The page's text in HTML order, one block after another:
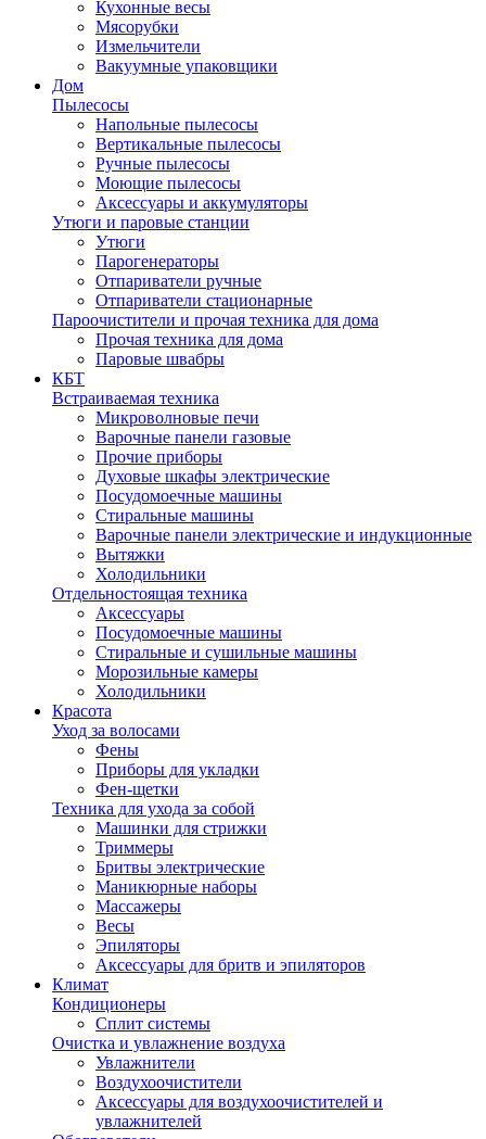
Кухонные весы
Мясорубки
Измельчители
Вакуумные упаковщики
Дом
Пылесосы
Напольные пылесосы
Вертикальные пылесосы
Ручные пылесосы
Моющие пылесосы
Аксессуары и аккумуляторы
Утюги и паровые станции
Утюги
Парогенераторы
Отпариватели ручные
Отпариватели стационарные
Пароочистители и прочая техника для дома
Прочая техника для дома
Паровые швабры
КБТ
Встраиваемая техника
Микроволновые печи
Варочные панели газовые
Прочие приборы
Духовые шкафы электрические
Посудомоечные машины
Стиральные машины
Варочные панели электрические и индукционные
Вытяжки
Холодильники
Отдельностоящая техника
Аксессуары
Посудомоечные машины
Стиральные и сушильные машины
Морозильные камеры
Холодильники
Красота
Уход за волосами
Фены
Приборы для укладки
Фен-щетки
Техника для ухода за собой
Машинки для стрижки
Триммеры
Бритвы электрические
Маникюрные наборы
Массажеры
Весы
Эпиляторы
Аксессуары для бритв и эпиляторов
Климат
Кондиционеры
Сплит системы
Очистка и увлажнение воздуха
Увлажнители
Воздухоочистители
Аксессуары для воздухоочистителей и
увлажнителей